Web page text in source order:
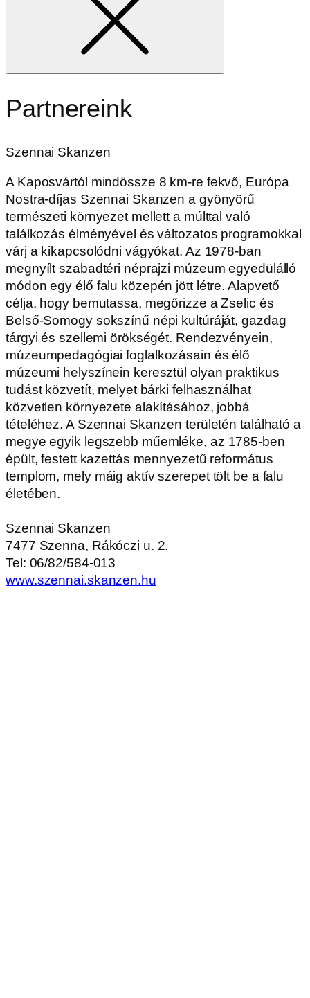
Partnereink
Szennai Skanzen
A Kaposvártól mindössze 8 km-re fekvő, Európa
Nostra-díjas Szennai Skanzen a gyönyörű
természeti környezet mellett a múlttal való
találkozás élményével és változatos programokkal
várj a kikapcsolódni vágyókat. Az 1978-ban
megnyílt szabadtéri néprajzi múzeum egyedülálló
módon egy élő falu közepén jött létre. Alapvető
célja, hogy bemutassa, megőrizze a Zselic és
Belső-Somogy sokszínű népi kultúráját, gazdag
tárgyi és szellemi örökségét. Rendezvényein,
múzeumpedagógiai foglalkozásain és élő
múzeumi helyszínein keresztül olyan praktikus
tudást közvetít, melyet bárki felhasználhat
közvetlen környezete alakításához, jobbá
tételéhez. A Szennai Skanzen területén található a
megye egyik legszebb műemléke, az 1785-ben
épült, festett kazettás mennyezetű református
templom, mely máig aktív szerepet tölt be a falu
életében.
Szennai Skanzen
7477 Szenna, Rákóczi u. 2.
Tel: 06/82/584-013
www.szennai.skanzen.hu